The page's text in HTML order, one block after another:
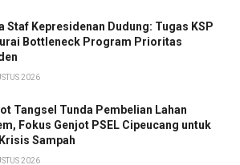
Staf Kepresidenan Dudung: Tugas KSP
Bottleneck Program Prioritas
2026
Tangsel Tunda Pembelian Lahan
Fokus Genjot PSEL Cipeucang untuk
Sampah
2026